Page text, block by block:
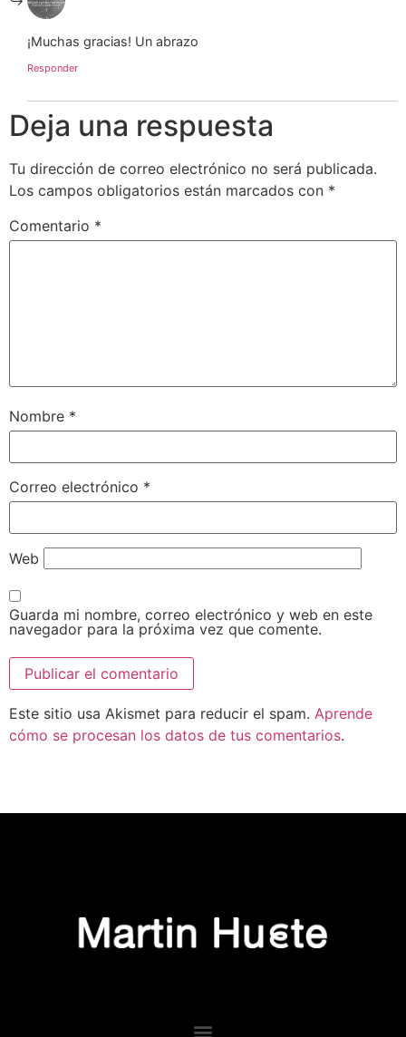
¡Muchas gracias! Un abrazo
Responder
Deja una respuesta
Tu dirección de correo electrónico no será publicada.
Los campos obligatorios están marcados con *
Comentario *
Nombre *
Correo electrónico *
Web
Guarda mi nombre, correo electrónico y web en este
navegador para la próxima vez que comente.
Este sitio usa Akismet para reducir el spam. Aprende
cómo se procesan los datos de tus comentarios.